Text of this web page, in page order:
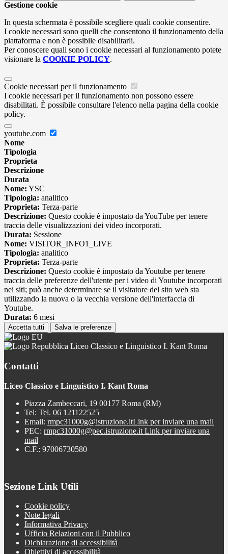
Gestione cookie
In questa schermata è possibile scegliere quali cookie consentire.
I cookie necessari sono quelli che consentono il funzionamento della
piattaforma e non è possibile disabilitarli.
Per conoscere quali sono i cookie necessari al funzionamento potete
visionare la COOKIE POLICY.
Cookie necessari per il funzionamento
I cookie necessari per il funzionamento non possono essere
disabilitati. È possibile consultare l'elenco nella pagina della cookie
policy.
youtube.com
Nome
Tipologia
Proprieta
Descrizione
Durata
Nome: YSC
Tipologia: analitico
Proprieta: Terza-parte
Descrizione: Questo cookie è impostato da YouTube per tenere
traccia delle visualizzazioni dei video incorporati.
Durata: Sessione
Nome: VISITOR_INFO1_LIVE
Tipologia: analitico
Proprieta: Terza-parte
Descrizione: Questo cookie è impostato da Youtube per tenere
traccia delle preferenze dell'utente per i video di Youtube incorporati
nei siti; può anche determinare se il visitatore del sito web sta
utilizzando la nuova o la vecchia versione dell'interfaccia di
Youtube.
Durata: 6 mesi
Accetta tutti Salva le preferenze
Liceo Classico e Linguistico I. Kant Roma
Contatti
Liceo Classico e Linguistico I. Kant Roma
Piazza Zambeccari, 19 00177 Roma (RM)
Tel: Tel. 06 121122525
Email: rmpc31000g@istruzione.itLink per inviare una mail
PEC: rmpc31000g@pec.istruzione.it Link per inviare una
mail
C.F.: 97006730580
Sezione Link Utili
Cookie policy
Note legali
Informativa Privacy
Ufficio Relazioni con il Pubblico
Dichiarazione di accessibilità
Obiettivi di accessibilità